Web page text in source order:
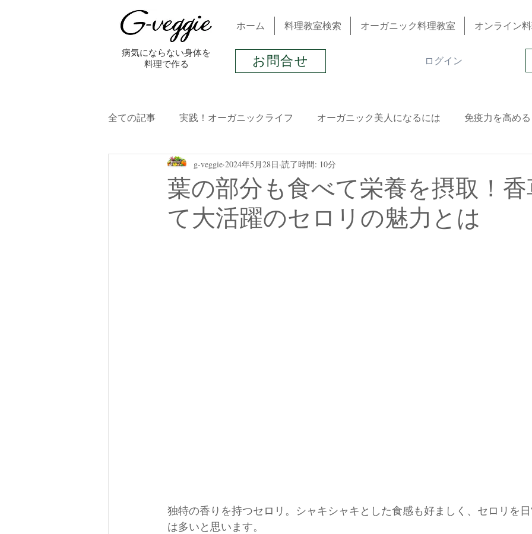
​病気にならない身体を
料理で作る
ホーム 料理教室検索 オーガニック料理教室 オンライン
お問合せ ログイン
全ての記事 実践！オーガニックライフ オーガニック美人になるには 免疫力を高める
オーガニック料理レシピ 春 夏 晩夏
発酵食品 ライフスタイル 冷え性 肌トラブル 生理不順 髪トラブル
葉の部分も食べて栄養を摂取！
て大活躍のセロリの魅力とは
g-veggie 2024年5月28日 読了時間: 10分
独特の香りを持つセロリ。シャキシャキとした食感も好ましく、セロリを
は多いと思います。